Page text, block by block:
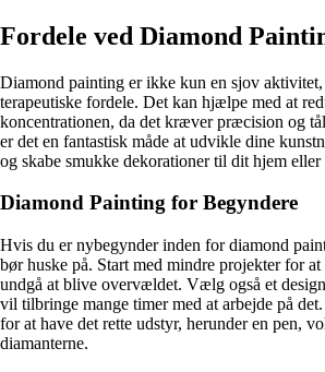
Fordele ved Diamond
Diamond painting er ikke kun en sjov aktivitet,
terapeutiske fordele. Det kan hjælpe med at
koncentrationen, da det kræver præcision og
er det en fantastisk måde at udvikle dine
og skabe smukke dekorationer til dit hjem eller
Diamond Painting for Begyndere
Hvis du er nybegynder inden for diamond
bør huske på. Start med mindre projekter for
undgå at blive overvældet. Vælg også et
vil tilbringe mange timer med at arbejde på
for at have det rette udstyr, herunder en pen,
diamanterne.